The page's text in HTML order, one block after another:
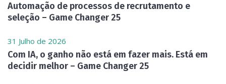
Automação de processos de recrutamento e
seleção – Game Changer 25
31 Julho de 2026
Com IA, o ganho não está em fazer mais. Está em
decidir melhor – Game Changer 25